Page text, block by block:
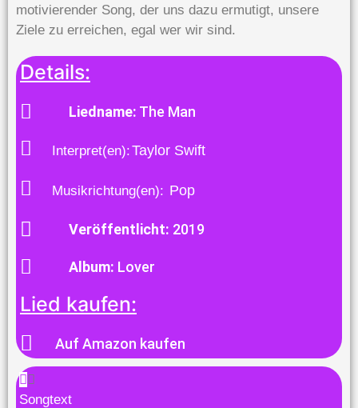
motivierender Song, der uns dazu ermutigt, unsere
Ziele zu erreichen, egal wer wir sind.
Details:
Liedname: The Man
Interpret(en):Taylor Swift
Musikrichtung(en): Pop
Veröffentlicht: 2019
Album: Lover
Lied kaufen:
Auf Amazon kaufen
Songtext